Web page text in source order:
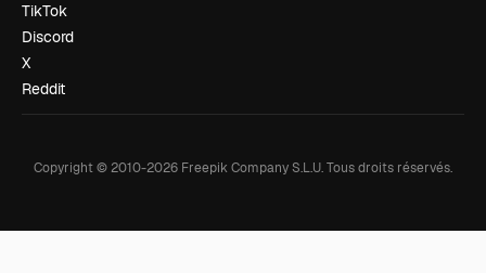
TikTok
Discord
X
Reddit
Copyright © 2010-2026 Freepik Company S.L.U.Tous droits réservés.